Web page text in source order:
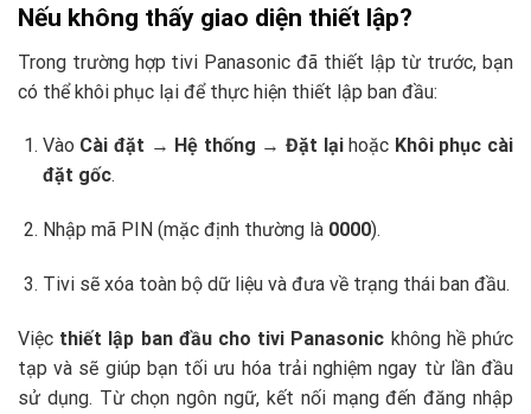
Nếu không thấy giao diện thiết lập?
Trong trường hợp tivi Panasonic đã thiết lập từ trước, bạn
có thể khôi phục lại để thực hiện thiết lập ban đầu:
Vào Cài đặt → Hệ thống →Đặt lạihoặc Khôi phục cài
đặt gốc.
Nhập mã PIN (mặc định thường là 0000).
Tivi sẽ xóa toàn bộ dữ liệu và đưa về trạng thái ban đầu.
Việc thiết lập ban đầu cho tivi Panasonic không hề phức
tạp và sẽ giúp bạn tối ưu hóa trải nghiệm ngay từ lần đầu
sử dụng. Từ chọn ngôn ngữ, kết nối mạng đến đăng nhập